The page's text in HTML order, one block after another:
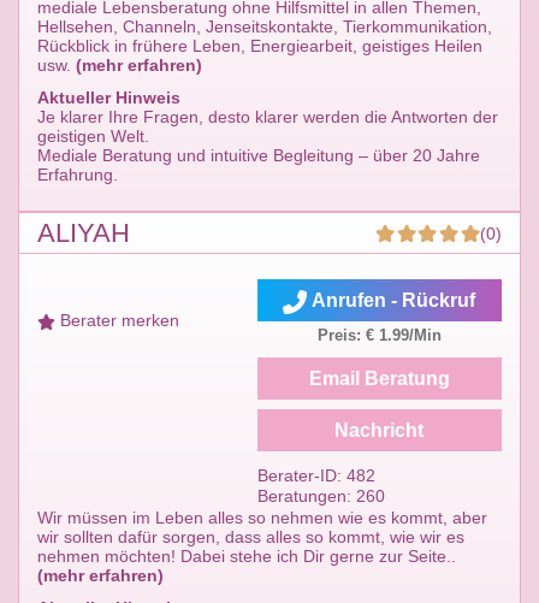
mediale Lebensberatung ohne Hilfsmittel in allen Themen,
Hellsehen, Channeln, Jenseitskontakte, Tierkommunikation,
Rückblick in frühere Leben, Energiearbeit, geistiges Heilen
usw. (mehr erfahren)
Aktueller Hinweis
Je klarer Ihre Fragen, desto klarer werden die Antworten der
geistigen Welt.
Mediale Beratung und intuitive Begleitung – über 20 Jahre
Erfahrung.
ALIYAH (0)
Berater merken
Wir müssen im Leben alles so nehmen wie es kommt, aber
wir sollten dafür sorgen, dass alles so kommt, wie wir es
nehmen möchten! Dabei stehe ich Dir gerne zur Seite..
(mehr erfahren)
Anrufen - Rückruf
Preis: € 1.99/Min
Email Beratung
Nachricht
Berater-ID: 482
Beratungen: 260